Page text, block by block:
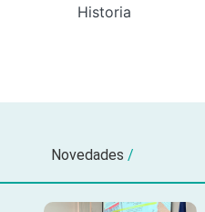
Historia
Novedades /